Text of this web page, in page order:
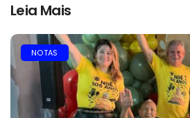
Leia Mais
NOTAS